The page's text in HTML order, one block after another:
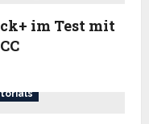
im Test mit